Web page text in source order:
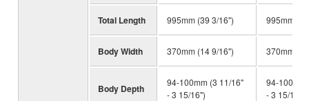
Total Length 995mm (39 3/16") 995mm
Body Width 370mm (14 9/16") 370mm
Body Depth
94-100mm (3 11/16"
- 3 15/16")
94-
- 3 15/16")